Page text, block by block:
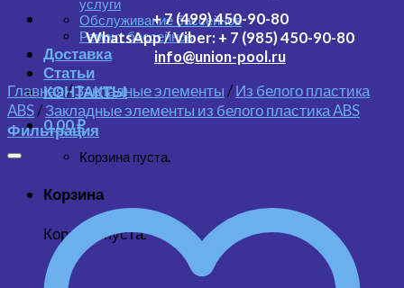
Обслуживание бассейнов
Ремонт бассейнов
Доставка
Статьи
КОНТАКТЫ
0.00₽
Корзина пуста.
Корзина
Корзина пуста.
+ 7 (499) 450-90-80
WhatsApp / Viber: + 7 (985) 450-90-80
info@union-pool.ru
Главная/Закладные элементы/Из белого пластика
ABS/Закладные элементы из белого пластика ABS
Фильтрация